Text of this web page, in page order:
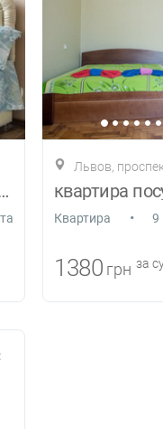
ОперногоТеатра
Львов,
квартира
Квартира • 9
1380 грн за